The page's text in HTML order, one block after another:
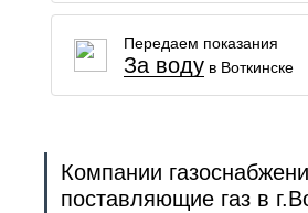
Передаем показания
За водув Воткинске
Компании
поставляющие газ в